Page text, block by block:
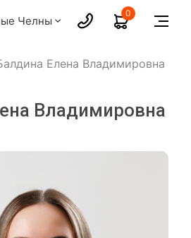
Челны
0
Елена Владимировна
Владимировна